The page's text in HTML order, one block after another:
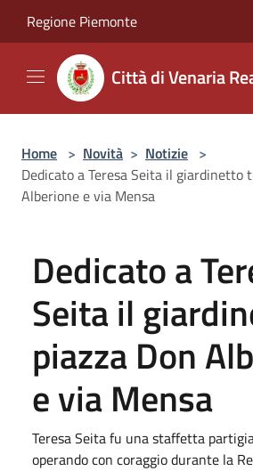
Regione Piemonte
Città di Venaria
Home > Novità > Notizie >
Dedicato a Teresa Seita il giardinetto
Alberione e via Mensa
Dedicato a
Seita il
piazza Don
e via Mensa
Teresa Seita fu una staffetta
operando con coraggio durante la